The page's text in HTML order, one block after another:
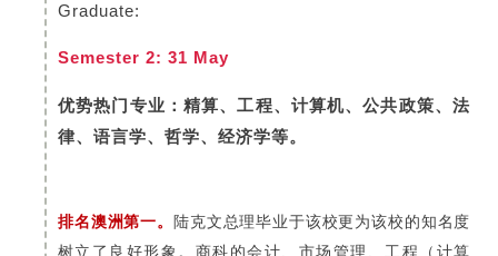
Graduate:
Semester 2: 31 May
优势热门专业：精算、工程、计算机、公共政策、法
律、语言学、哲学、经济学等。
排名澳洲第一。
陆克文总理毕业于该校更为该校的知名度
树立了良好形象。商科的会计、市场管理、工程（计算